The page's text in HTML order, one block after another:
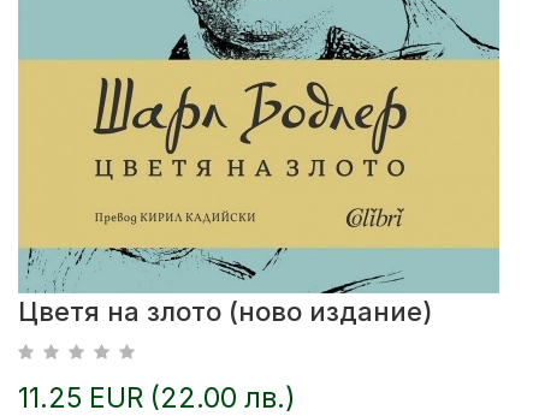
Цветя на злото (ново издание)
11.25 EUR (22.00 лв.)